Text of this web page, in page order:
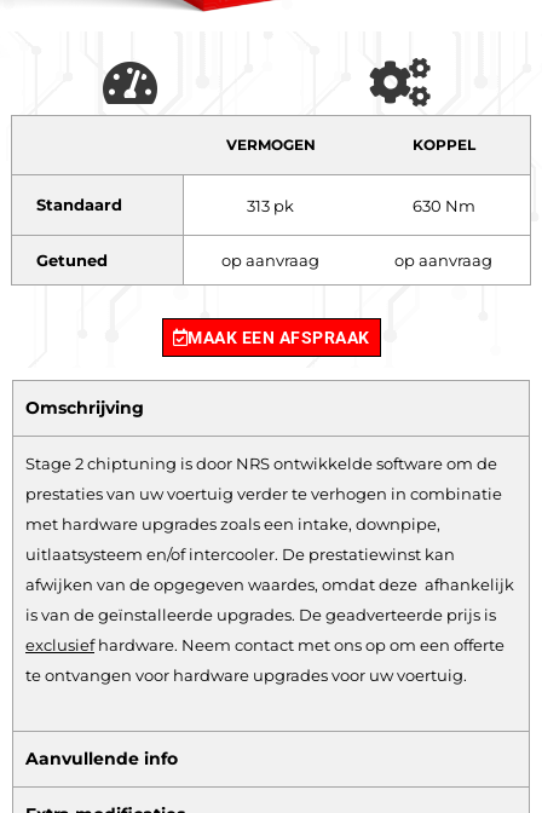
VERMOGEN KOPPEL
Standaard 313 pk 630 Nm
Getuned op aanvraag op aanvraag
MAAK EEN AFSPRAAK
Omschrijving
Stage 2 chiptuning is door NRS ontwikkelde software om de
prestaties van uw voertuig verder te verhogen in combinatie
met hardware upgrades zoals een intake, downpipe,
uitlaatsysteem en/of intercooler. De prestatiewinst kan
afwijken van de opgegeven waardes, omdat deze afhankelijk
is van de geïnstalleerde upgrades. De geadverteerde prijs is
exclusiefhardware. Neem contact met ons op om een offerte
te ontvangen voor hardware upgrades voor uw voertuig.
Aanvullende info